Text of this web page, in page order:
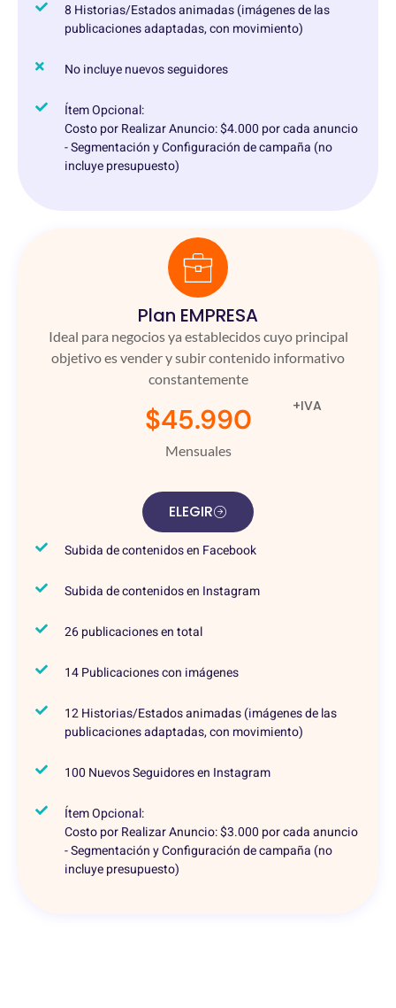
8 Historias/Estados animadas (imágenes de las
publicaciones adaptadas, con movimiento)
No incluye nuevos seguidores
Ítem Opcional:
Costo por Realizar Anuncio: $4.000 por cada anuncio
- Segmentación y Configuración de campaña (no
incluye presupuesto)
Plan EMPRESA
Ideal para negocios ya establecidos cuyo principal
objetivo es vender y subir contenido informativo
constantemente
+IVA
$45.990
Mensuales
ELEGIR
Subida de contenidos en Facebook
Subida de contenidos en Instagram
26 publicaciones en total
14 Publicaciones con imágenes
12 Historias/Estados animadas (imágenes de las
publicaciones adaptadas, con movimiento)
100 Nuevos Seguidores en Instagram
Ítem Opcional:
Costo por Realizar Anuncio: $3.000 por cada anuncio
- Segmentación y Configuración de campaña (no
incluye presupuesto)